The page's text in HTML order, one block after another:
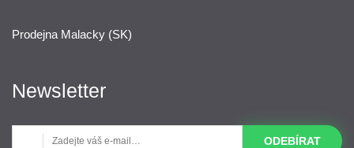
Prodejna Malacky (SK)
Newsletter
ODEBÍRAT